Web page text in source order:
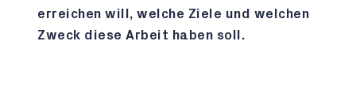
erreichen will, welche Ziele und welchen
Zweck diese Arbeit haben soll.